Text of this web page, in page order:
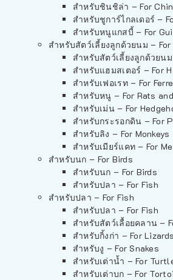
สำหรับชินชิล่า – For
สำหรับชูการ์ไกลเดอร์ –
สำหรับหนูแกสบี้ – For
สำหรับสัตว์เลี้ยงลูกด้วยนม – For
สำหรับสัตว์เลี้ยงลูกด้วยน
สำหรับแฮมสเตอร์ – For
สำหรับเฟอเรท – For
สำหรับหนู – For Rats
สำหรับเม่น – For
สำหรับกระรอกดิน – For
สำหรับลิง – For Monkeys
สำหรับเมียร์แคท – For
สำหรับนก – For Birds
สำหรับนก – For Birds
สำหรับปลา – For Fish
สำหรับปลา – For Fish
สำหรับปลา – For Fish
สำหรับสัตว์เลื้อยคลาน –
สำหรับกิ้งก่า – For Lizards
สำหรับงู – For Snakes
สำหรับเต่าน้ำ – For
สำหรับเต่าบก – For